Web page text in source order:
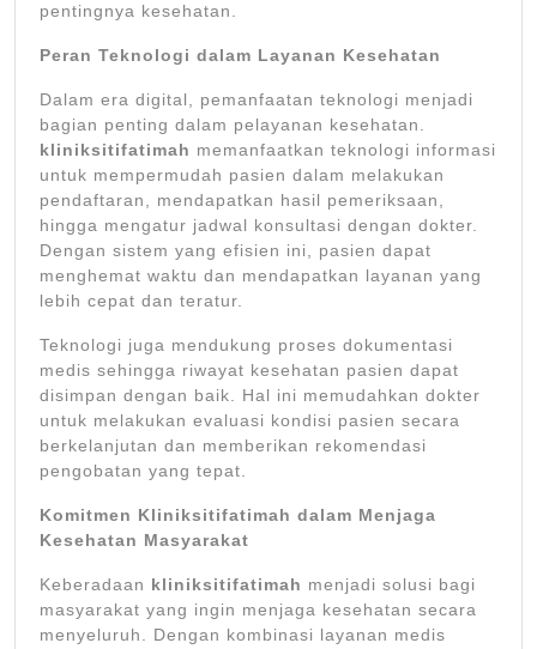
pentingnya kesehatan.
Peran Teknologi dalam Layanan Kesehatan
Dalam era digital, pemanfaatan teknologi menjadi
bagian penting dalam pelayanan kesehatan.
kliniksitifatimah memanfaatkan teknologi informasi
untuk mempermudah pasien dalam melakukan
pendaftaran, mendapatkan hasil pemeriksaan,
hingga mengatur jadwal konsultasi dengan dokter.
Dengan sistem yang efisien ini, pasien dapat
menghemat waktu dan mendapatkan layanan yang
lebih cepat dan teratur.
Teknologi juga mendukung proses dokumentasi
medis sehingga riwayat kesehatan pasien dapat
disimpan dengan baik. Hal ini memudahkan dokter
untuk melakukan evaluasi kondisi pasien secara
berkelanjutan dan memberikan rekomendasi
pengobatan yang tepat.
Komitmen Kliniksitifatimah dalam Menjaga
Kesehatan Masyarakat
Keberadaan kliniksitifatimah menjadi solusi bagi
masyarakat yang ingin menjaga kesehatan secara
menyeluruh. Dengan kombinasi layanan medis